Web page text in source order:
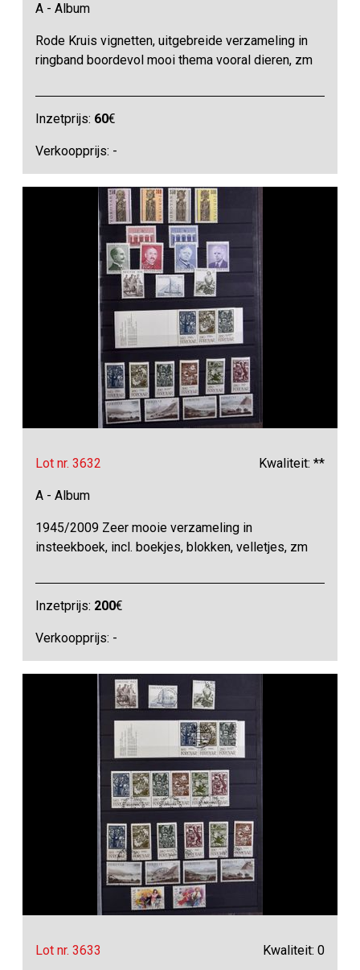
A - Album
Rode Kruis vignetten, uitgebreide verzameling in
ringband boordevol mooi thema vooral dieren, zm
Inzetprijs: 60€
Verkoopprijs: -
Lot nr. 3632 Kwaliteit: **
A - Album
1945/2009 Zeer mooie verzameling in
insteekboek, incl. boekjes, blokken, velletjes, zm
Inzetprijs: 200€
Verkoopprijs: -
Lot nr. 3633 Kwaliteit: 0